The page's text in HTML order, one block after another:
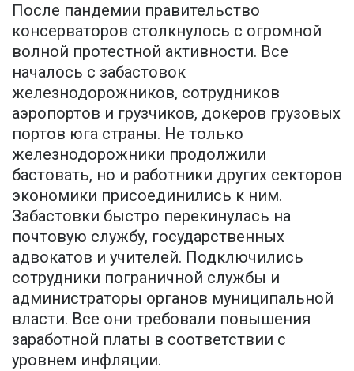
После пандемии правительство
консерваторов столкнулось с огромной
волной протестной активности. Все
началось с забастовок
железнодорожников, сотрудников
аэропортов и грузчиков, докеров грузовых
портов юга страны. Не только
железнодорожники продолжили
бастовать, но и работники других секторов
экономики присоединились к ним.
Забастовки быстро перекинулась на
почтовую службу, государственных
адвокатов и учителей. Подключились
сотрудники пограничной службы и
администраторы органов муниципальной
власти. Все они требовали повышения
заработной платы в соответствии с
уровнем инфляции.